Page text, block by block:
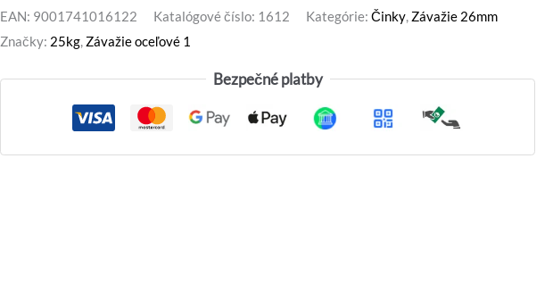
EAN: 9001741016122 Katalógové číslo: 1612 Kategórie:Činky, Závažie 26mm
Značky: 25kg, Závažie oceľové 1
Bezpečné platby